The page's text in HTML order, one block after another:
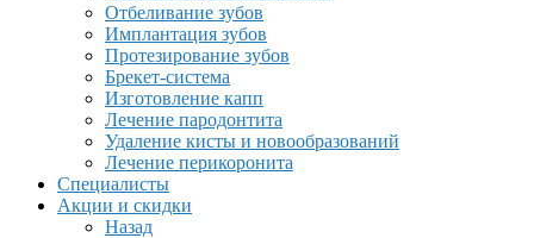
Отбеливание зубов
Имплантация зубов
Протезирование зубов
Брекет-система
Изготовление капп
Лечение пародонтита
Удаление кисты и новообразований
Лечение перикоронита
Специалисты
Акции и скидки
Назад